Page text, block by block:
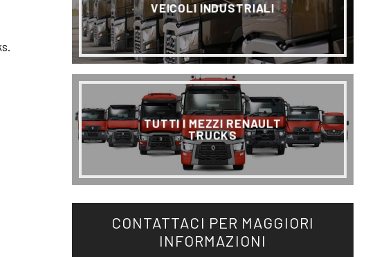
VEICOLI INDUSTRIALI
TUTTI I MEZZI RENAULT
TRUCKS
CONTATTACI PER MAGGIORI
INFORMAZIONI